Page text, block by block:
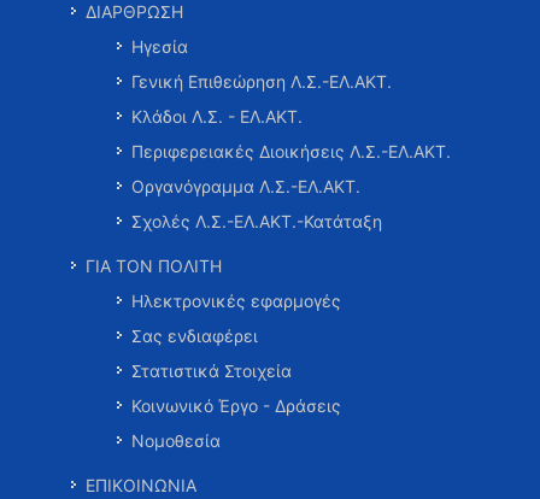
ΔΙΑΡΘΡΩΣΗ
Ηγεσία
Γενική Επιθεώρηση Λ.Σ.-ΕΛ.ΑΚΤ.
Κλάδοι Λ.Σ. - ΕΛ.ΑΚΤ.
Περιφερειακές Διοικήσεις Λ.Σ.-ΕΛ.ΑΚΤ.
Οργανόγραμμα Λ.Σ.-ΕΛ.ΑΚΤ.
Σχολές Λ.Σ.-ΕΛ.ΑΚΤ.-Κατάταξη
ΓΙΑ ΤΟΝ ΠΟΛΙΤΗ
Ηλεκτρονικές εφαρμογές
Σας ενδιαφέρει
Στατιστικά Στοιχεία
Κοινωνικό Έργο - Δράσεις
Νομοθεσία
ΕΠΙΚΟΙΝΩΝΙΑ